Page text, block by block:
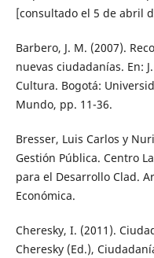
[consultado el 5 de abril
Barbero, J. M. (2007).
nuevas ciudadanías. En:
Cultura. Bogotá:
Mundo, pp. 11-36.
Bresser, Luis Carlos y
Gestión Pública. Centro
para el Desarrollo Clad.
Económica.
Cheresky, I. (2011).
Cheresky (Ed.),